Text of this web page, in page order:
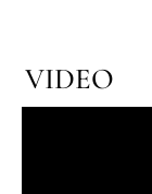
VIDEO